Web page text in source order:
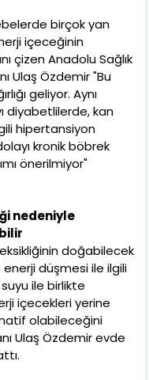
birçok yan
içeceğinin
çizen Anadolu Sağlık
Ulaş Özdemir "Bu
geliyor. Aynı
diyabetlilerde, kan
hipertansiyon
kronik böbrek
önerilmiyor"
nedeniyle
doğabilecek
düşmesi ile ilgili
ile birlikte
içecekleri yerine
olabileceğini
Ulaş Özdemir evde